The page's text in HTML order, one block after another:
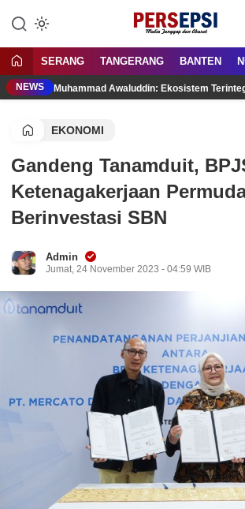
konten
Persepsi.co.id
Media Tanggap Dan Akurat
SERANG TANGERANG BANTEN
NEWS Muhammad Awaluddin: Ekosistem
EKONOMI
Gandeng Tanamduit,
Ketenagakerjaan
Berinvestasi SBN
Admin
Jumat, 24 November 2023 - 04:59 WIB